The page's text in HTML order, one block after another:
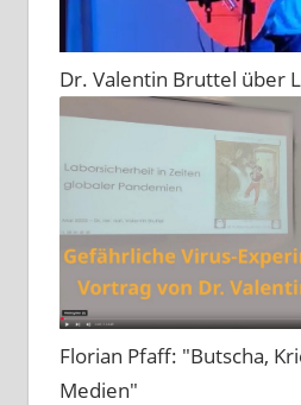
Dr. Valentin Bruttel über
Florian Pfaff: "Butscha,
Medien"